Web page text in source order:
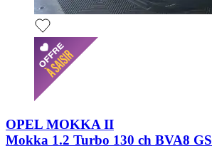
OPEL MOKKA II
Mokka 1.2 Turbo 130 ch BVA8 GS